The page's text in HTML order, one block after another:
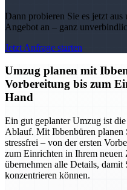
Dann probieren Sie es jetzt
Angebot an – ganz
Jetzt Anfrage starten
Umzug planen mit
Vorbereitung bis zum
Hand
Ein gut geplanter Umzug ist
Ablauf. Mit Ibbenbüren planen
stressfrei – von der ersten
zum Einrichten in Ihrem neuen
übernehmen alle Details, damit
konzentrieren können.